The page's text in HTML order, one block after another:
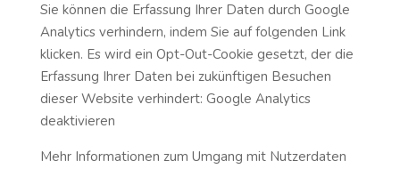
Sie können die Erfassung Ihrer Daten durch Google
Analytics verhindern, indem Sie auf folgenden Link
klicken. Es wird ein Opt-Out-Cookie gesetzt, der die
Erfassung Ihrer Daten bei zukünftigen Besuchen
dieser Website verhindert: Google Analytics
deaktivieren
Mehr Informationen zum Umgang mit Nutzerdaten